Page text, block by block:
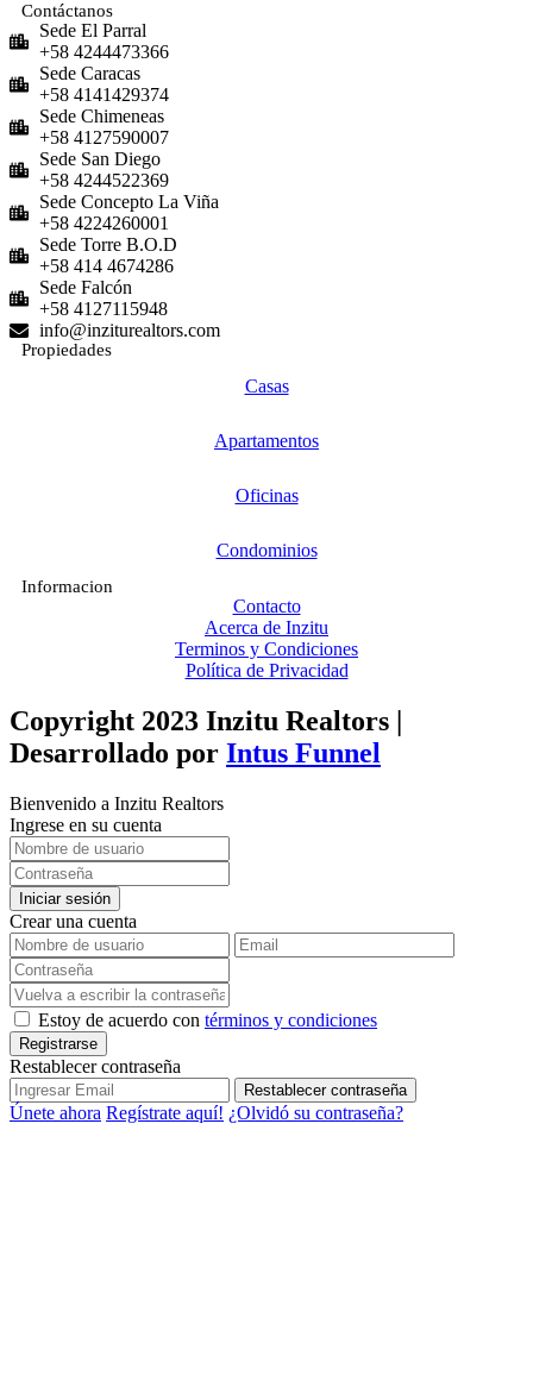
Contáctanos
Sede El Parral
+58 4244473366
Sede Caracas
+58 4141429374
Sede Chimeneas
+58 4127590007
Sede San Diego
+58 4244522369
Sede Concepto La Viña
+58 4224260001
Sede Torre B.O.D
+58 414 4674286
Sede Falcón
+58 4127115948
info@inziturealtors.com
Propiedades
Casas
Apartamentos
Oficinas
Condominios
Informacion
Contacto
Acerca de Inzitu
Terminos y Condiciones
Política de Privacidad
Copyright 2023 Inzitu Realtors |
Desarrollado por Intus Funnel
Bienvenido a Inzitu Realtors
Ingrese en su cuenta
Iniciar sesión
Crear una cuenta
Estoy de acuerdo con términos y condiciones
Registrarse
Restablecer contraseña
Restablecer contraseña
Únete ahora Regístrate aquí! ¿Olvidó su contraseña?